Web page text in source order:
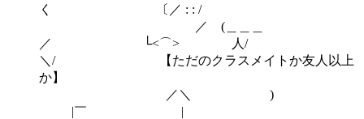
く 〔／ : : /
／ (＿＿＿
／ └<⌒> 人/
＼/ 【ただのクラスメイトか友人以上
か】
／＼ )
|￣ |